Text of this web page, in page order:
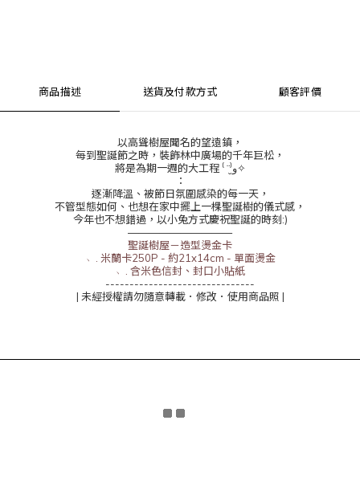
商品描述 送貨及付款方式 顧客評價
以高聳樹屋聞名的望遠鎮，
每到聖誕節之時，裝飾林中廣場的千年巨松，
將是為期一週的大工程 ⁽ ¨̮⁾و✧
：
逐漸降溫、被節日氛圍感染的每一天，
不管型態如何、也想在家中擺上一棵聖誕樹的儀式感，
今年也不想錯過，以小兔方式慶祝聖誕的時刻:)
——————————
聖誕樹屋－造型燙金卡
﹆. 米蘭卡250P - 約21x14cm - 單面燙金
﹆. 含米色信封、封口小貼紙
-------------------------------
| 未經授權請勿隨意轉載．修改．使用商品照 |